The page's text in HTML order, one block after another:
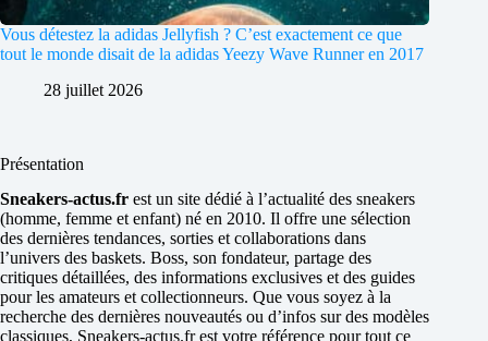
Vous détestez la adidas Jellyfish ? C’est exactement ce que
tout le monde disait de la adidas Yeezy Wave Runner en 2017
28 juillet 2026
Présentation
Sneakers-actus.fr est un site dédié à l’actualité des sneakers
(homme, femme et enfant) né en 2010. Il offre une sélection
des dernières tendances, sorties et collaborations dans
l’univers des baskets. Boss, son fondateur, partage des
critiques détaillées, des informations exclusives et des guides
pour les amateurs et collectionneurs. Que vous soyez à la
recherche des dernières nouveautés ou d’infos sur des modèles
classiques, Sneakers-actus.fr est votre référence pour tout ce